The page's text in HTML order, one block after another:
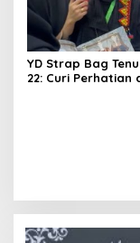
YD Strap Bag
22: Curi Perhatian